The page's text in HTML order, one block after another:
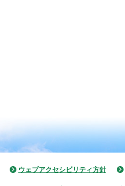
ウェブアクセシビリティ方針